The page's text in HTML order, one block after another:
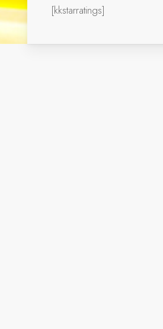
[kkstarratings]